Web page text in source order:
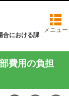
合における課
メニュー
費用の負担